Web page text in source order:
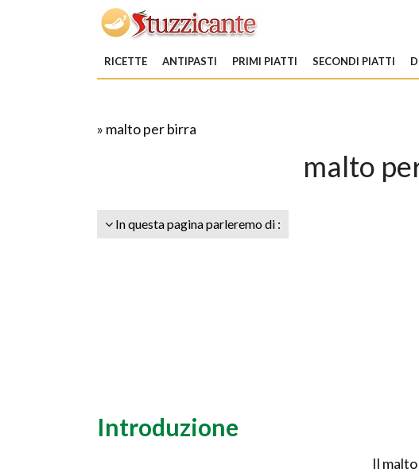
RICETTE ANTIPASTI PRIMI PIATTI SECONDI PIATTI
» malto per birra
malto
In questa pagina parleremo di :
Introduzione
Il